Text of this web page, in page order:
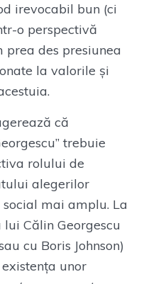
irevocabil bun (ci
o perspectivă
prea des presiunea
la valorile și
că
trebuie
rolului de
alegerilor
mai amplu. La
Călin Georgescu
cu Boris Johnson)
unor